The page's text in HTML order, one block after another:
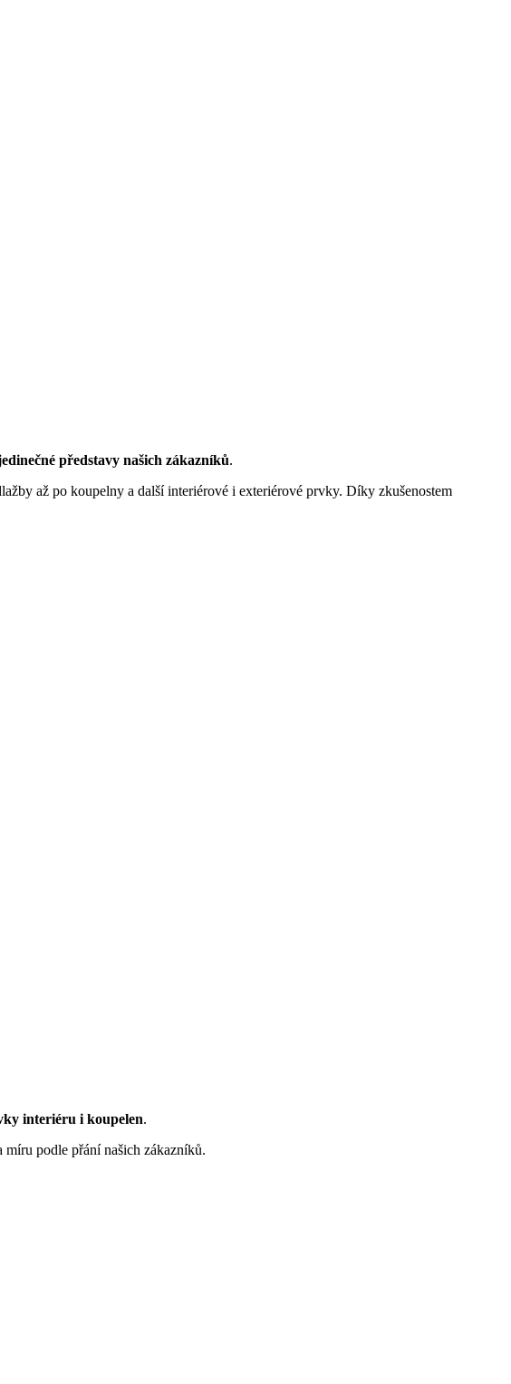
představy našich zákazníků.
až po koupelny a další interiérové i exteriérové prvky. Díky zkušenostem
interiéru i koupelen.
míru podle přání našich zákazníků.